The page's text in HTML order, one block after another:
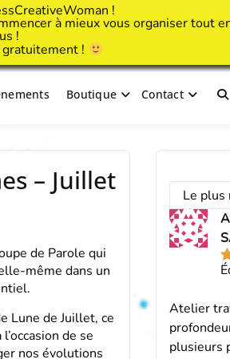
!
à mieux vous organiser tout
!
!
Boutique Contact
– Juillet
de Parole qui
même dans un
Lune de Juillet, ce
de se
nos évolutions
Atelier
plusieurs